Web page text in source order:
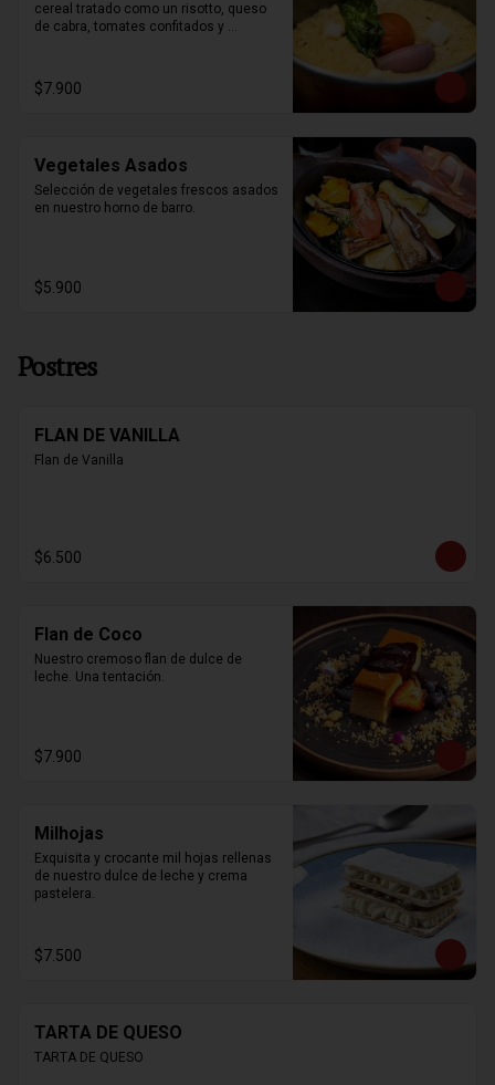
cereal tratado como un risotto, queso
de cabra, tomates confitados y
$7.900
Vegetales Asados
Selección de vegetales frescos asados
en nuestro horno de barro.
$5.900
Postres
FLAN DE VANILLA
Flan de Vanilla
$6.500
Flan de Coco
Nuestro cremoso flan de dulce de
leche. Una tentación.
$7.900
Milhojas
Exquisita y crocante mil hojas rellenas
de nuestro dulce de leche y crema
pastelera.
$7.500
TARTA DE QUESO
TARTA DE QUESO